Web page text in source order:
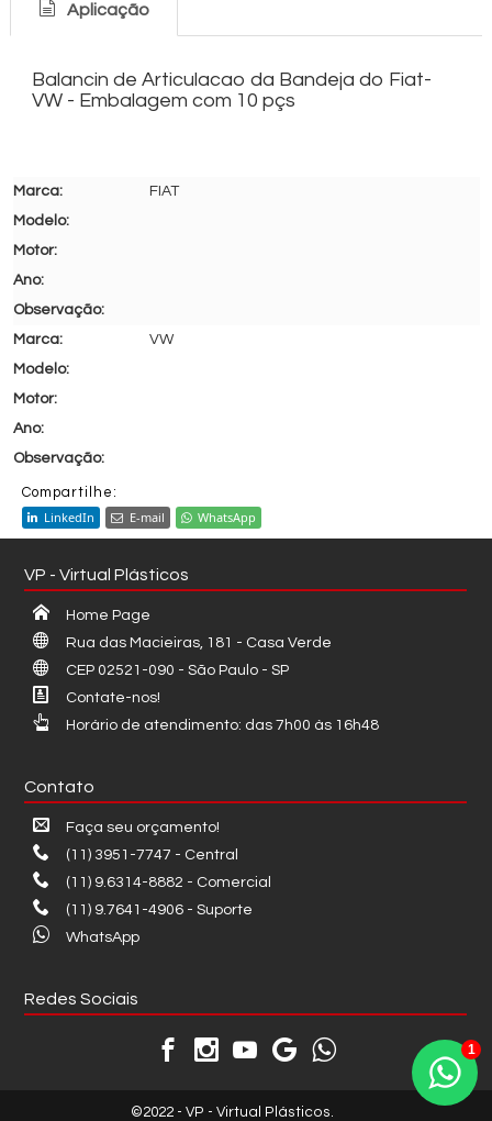
Aplicação
Balancin de Articulacao da Bandeja do Fiat-
VW - Embalagem com 10 pçs
FIAT
VW
Compartilhe:
LinkedIn E-mail WhatsApp
VP - Virtual Plásticos
Home Page
Rua das Macieiras, 181 - Casa Verde
CEP 02521-090 - São Paulo - SP
Contate-nos!
Horário de atendimento: das 7h00 às 16h48
Contato
Faça seu orçamento!
(11) 3951-7747 - Central
(11) 9.6314-8882 - Comercial
(11) 9.7641-4906 - Suporte
WhatsApp
Redes Sociais
©2022 - VP - Virtual Plásticos.
1